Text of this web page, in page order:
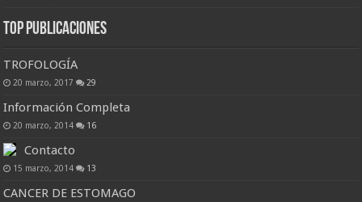
Top Publicaciones
TROFOLOGÍA
20 marzo, 2017 29
Información Completa
20 marzo, 2014 16
Contacto
15 marzo, 2014 13
CANCER DE ESTOMAGO